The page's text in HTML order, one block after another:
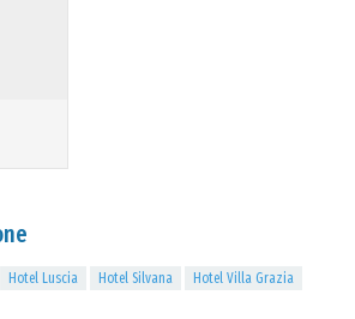
Hotel Luscia Hotel Silvana Hotel Villa Grazia